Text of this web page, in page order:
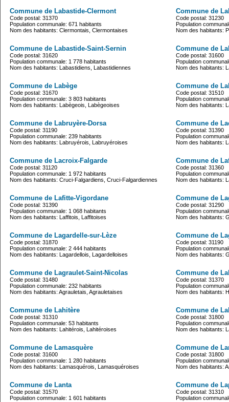
Commune de Labastide-Clermont
Code postal: 31370
Population communale: 671 habitants
Nom des habitants: Clermontais, Clermontaises
Commune de
Code postal: 31230
Population
Nom des habitants:
Commune de Labastide-Saint-Sernin
Code postal: 31620
Population communale: 1 778 habitants
Nom des habitants: Labastidiens, Labastidiennes
Commune de
Code postal: 31600
Population
Nom des habitants:
Commune de Labège
Code postal: 31670
Population communale: 3 803 habitants
Nom des habitants: Labègeois, Labègeoises
Commune de
Code postal: 31510
Population
Nom des habitants:
Commune de Labruyère-Dorsa
Code postal: 31190
Population communale: 239 habitants
Nom des habitants: Labruyérois, Labruyéroises
Commune de
Code postal: 31390
Population
Nom des habitants:
Commune de Lacroix-Falgarde
Code postal: 31120
Population communale: 1 972 habitants
Nom des habitants: Cruci-Falgardiens, Cruci-Falgardiennes
Commune de
Code postal: 31360
Population
Nom des habitants:
Commune de Lafitte-Vigordane
Code postal: 31390
Population communale: 1 068 habitants
Nom des habitants: Laffitois, Laffitoises
Commune de
Code postal: 31290
Population
Nom des habitants:
Commune de Lagardelle-sur-Lèze
Code postal: 31870
Population communale: 2 444 habitants
Nom des habitants: Lagardellois, Lagardelloises
Commune de
Code postal: 31190
Population
Nom des habitants:
Commune de Lagraulet-Saint-Nicolas
Code postal: 31480
Population communale: 232 habitants
Nom des habitants: Agrauletais, Agrauletaises
Commune de
Code postal: 31370
Population
Nom des habitants:
Commune de Lahitère
Code postal: 31310
Population communale: 53 habitants
Nom des habitants: Lahitérois, Lahitéroises
Commune de
Code postal: 31800
Population
Nom des habitants:
Commune de Lamasquère
Code postal: 31600
Population communale: 1 280 habitants
Nom des habitants: Lamasquérois, Lamasquéroises
Commune de
Code postal: 31800
Population
Nom des habitants:
Commune de Lanta
Code postal: 31570
Population communale: 1 601 habitants
Commune de
Code postal: 31310
Population